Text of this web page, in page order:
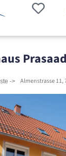
Almenstrasse 11,
->